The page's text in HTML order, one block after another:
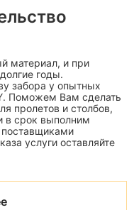
материал, и при
годы.
забора у опытных
Поможем Вам сделать
пролетов и столбов,
в срок выполним
услуги оставляйте